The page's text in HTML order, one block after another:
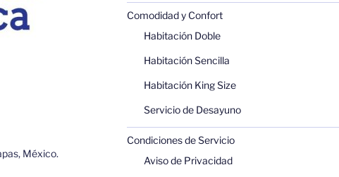
México.
o
k
p
Comodidad y Confort
Habitación Doble
Habitación Sencilla
Habitación King Size
Servicio de Desayuno
Condiciones de Servicio
Aviso de Privacidad